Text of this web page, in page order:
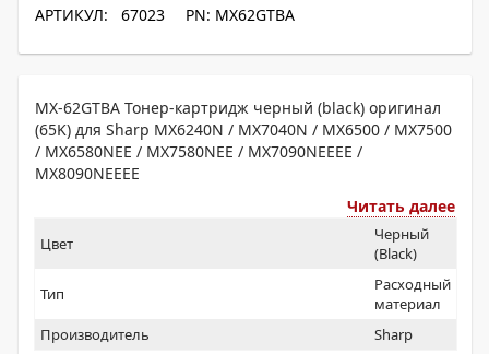
АРТИКУЛ: 67023 PN: MX62GTBA
MX-62GTBA Тонер-картридж черный (black) оригинал
(65K) для Sharp MX6240N / MX7040N / MX6500 / MX7500
/ MX6580NEE / MX7580NEE / MX7090NEEEE /
MX8090NEEEE
Читать далее
Цвет
Черный
(Black)
Тип
Расходный
материал
Производитель
Sharp